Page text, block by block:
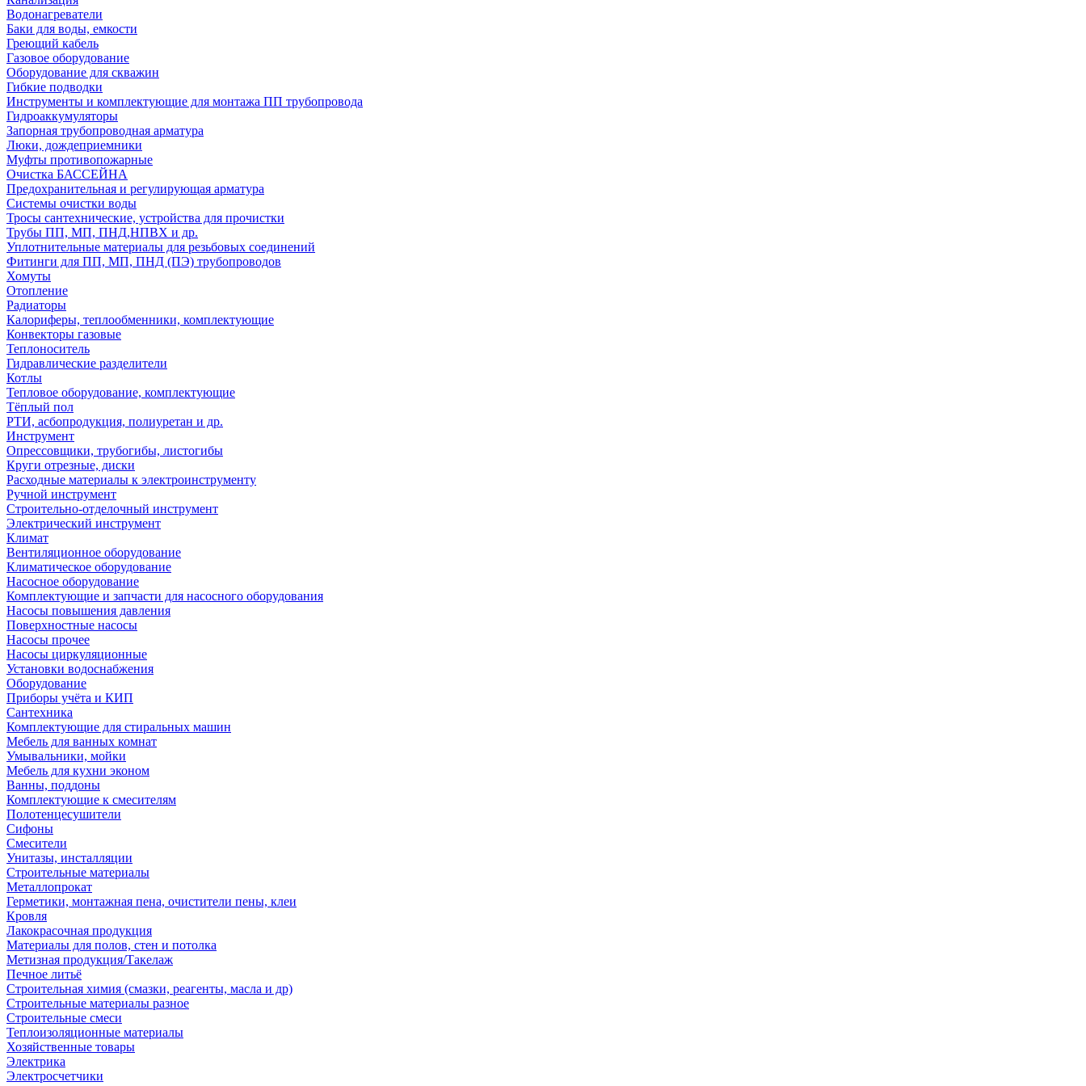
Водонагреватели
Баки для воды, емкости
Греющий кабель
Газовое оборудование
Оборудование для скважин
Гибкие подводки
Инструменты и комплектующие для монтажа ПП трубопровода
Гидроаккумуляторы
Запорная трубопроводная арматура
Люки, дождеприемники
Муфты противопожарные
Очистка БАССЕЙНА
Предохранительная и регулирующая арматура
Системы очистки воды
Тросы сантехнические, устройства для прочистки
Трубы ПП, МП, ПНД,НПВХ и др.
Уплотнительные материалы для резьбовых соединений
Фитинги для ПП, МП, ПНД (ПЭ) трубопроводов
Хомуты
Отопление
Радиаторы
Калориферы, теплообменники, комплектующие
Конвекторы газовые
Теплоноситель
Гидравлические разделители
Котлы
Тепловое оборудование, комплектующие
Тёплый пол
РТИ, асбопродукция, полиуретан и др.
Инструмент
Опрессовщики, трубогибы, листогибы
Круги отрезные, диски
Расходные материалы к электроинструменту
Ручной инструмент
Строительно-отделочный инструмент
Электрический инструмент
Климат
Вентиляционное оборудование
Климатическое оборудование
Насосное оборудование
Комплектующие и запчасти для насосного оборудования
Насосы повышения давления
Поверхностные насосы
Насосы прочее
Насосы циркуляционные
Установки водоснабжения
Оборудование
Приборы учёта и КИП
Сантехника
Комплектующие для стиральных машин
Мебель для ванных комнат
Умывальники, мойки
Мебель для кухни эконом
Ванны, поддоны
Комплектующие к смесителям
Полотенцесушители
Сифоны
Смесители
Унитазы, инсталляции
Строительные материалы
Металлопрокат
Герметики, монтажная пена, очистители пены, клеи
Кровля
Лакокрасочная продукция
Материалы для полов, стен и потолка
Метизная продукция/Такелаж
Печное литьё
Строительная химия (смазки, реагенты, масла и др)
Строительные материалы разное
Строительные смеси
Теплоизоляционные материалы
Хозяйственные товары
Электрика
Электросчетчики